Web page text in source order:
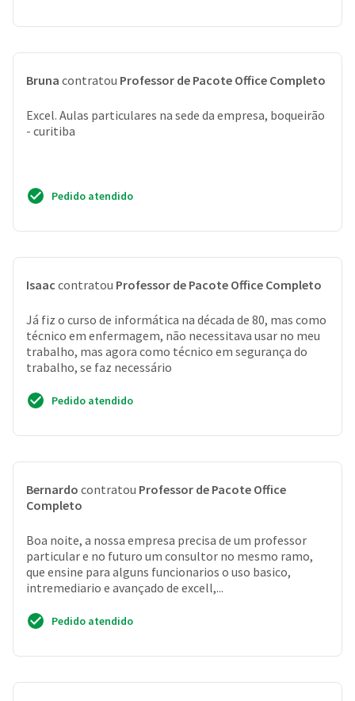
Bruna contratou Professor de Pacote Office Completo
Excel. Aulas particulares na sede da empresa, boqueirão
- curitiba
Pedido atendido
Isaac contratou Professor de Pacote Office Completo
Já fiz o curso de informática na década de 80, mas como
técnico em enfermagem, não necessitava usar no meu
trabalho, mas agora como técnico em segurança do
trabalho, se faz necessário
Pedido atendido
Bernardo contratou Professor de Pacote Office
Completo
Boa noite, a nossa empresa precisa de um professor
particular e no futuro um consultor no mesmo ramo,
que ensine para alguns funcionarios o uso basico,
intremediario e avançado de excell,...
Pedido atendido